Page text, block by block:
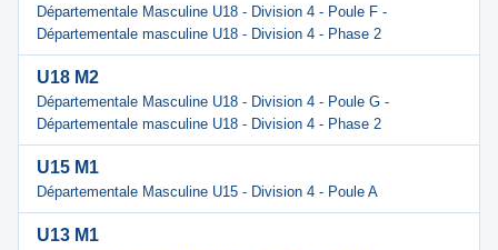
Départementale Masculine U18 - Division 4 - Poule F -
Départementale masculine U18 - Division 4 - Phase 2
U18 M2
Départementale Masculine U18 - Division 4 - Poule G -
Départementale masculine U18 - Division 4 - Phase 2
U15 M1
Départementale Masculine U15 - Division 4 - Poule A
U13 M1